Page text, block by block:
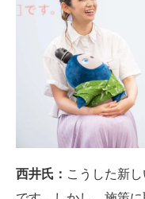
西井氏： こうした新